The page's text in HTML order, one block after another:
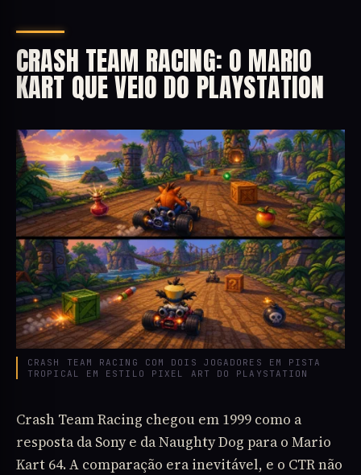
CRASH TEAM RACING: O MARIO
KART QUE VEIO DO PLAYSTATION
CRASH TEAM RACING COM DOIS JOGADORES EM PISTA
TROPICAL EM ESTILO PIXEL ART DO PLAYSTATION
Crash Team Racing chegou em 1999 como a
resposta da Sony e da Naughty Dog para o Mario
Kart 64. A comparação era inevitável, e o CTR não